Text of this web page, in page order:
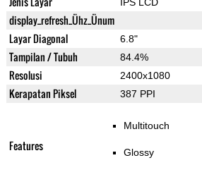
display_refresh_Ühz_Ünum
Layar Diagonal 6.8"
Tampilan / Tubuh 84.4%
Resolusi 2400x1080
Kerapatan Piksel 387 PPI
Features
Multitouch
Glossy